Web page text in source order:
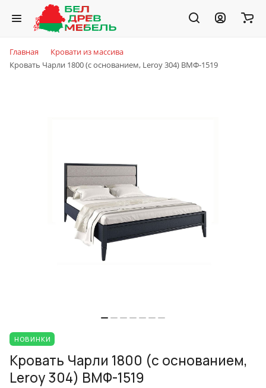
Главная
Кровати из массива
Кровать Чарли 1800 (с основанием, Leroy 304) ВМФ-1519
НОВИНКИ
Кровать Чарли 1800 (с основанием,
Leroy 304) ВМФ-1519